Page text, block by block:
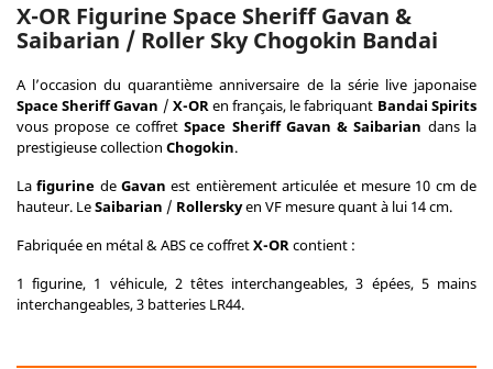
X-OR Figurine Space Sheriff Gavan &
Saibarian / Roller Sky Chogokin Bandai
A l’occasion du quarantième anniversaire de la série live japonaise
Space Sheriff Gavan / X-ORen français, le fabriquant Bandai Spirits
vous propose ce coffretSpace Sheriff Gavan & Saibarian dans la
prestigieuse collection Chogokin.
Lafigurine deGavan est entièrement articulée et mesure 10 cm de
hauteur. LeSaibarian / Rollerskyen VF mesure quant à lui 14 cm.
Fabriquée en métal & ABS ce coffretX-ORcontient :
1 figurine, 1 véhicule, 2 têtes interchangeables, 3 épées, 5 mains
interchangeables, 3 batteries LR44.